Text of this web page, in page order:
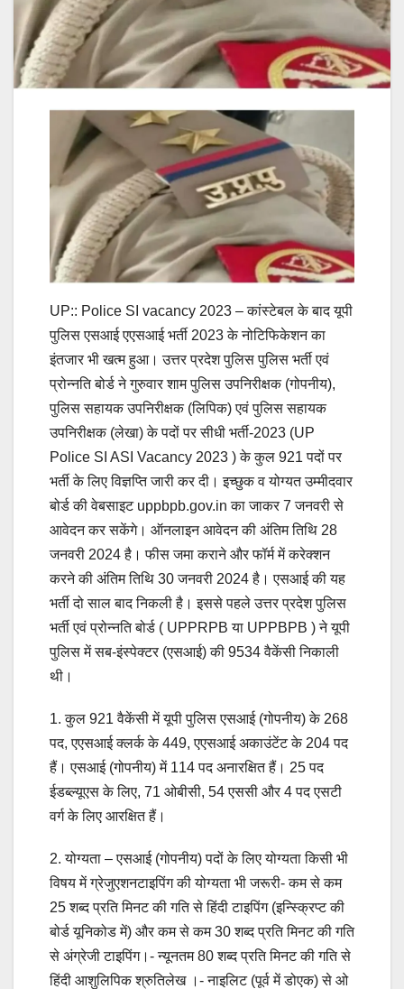
UP:: Police SI vacancy 2023 – कांस्टेबल के बाद यूपी
पुलिस एसआई एएसआई भर्ती 2023 के नोटिफिकेशन का
इंतजार भी खत्म हुआ। उत्तर प्रदेश पुलिस पुलिस भर्ती एवं
प्रोन्नति बोर्ड ने गुरुवार शाम पुलिस उपनिरीक्षक (गोपनीय),
पुलिस सहायक उपनिरीक्षक (लिपिक) एवं पुलिस सहायक
उपनिरीक्षक (लेखा) के पदों पर सीधी भर्ती-2023 (UP
Police SI ASI Vacancy 2023 ) के कुल 921 पदों पर
भर्ती के लिए विज्ञप्ति जारी कर दी। इच्छुक व योग्यत उम्मीदवार
बोर्ड की वेबसाइट uppbpb.gov.in का जाकर 7 जनवरी से
आवेदन कर सकेंगे। ऑनलाइन आवेदन की अंतिम तिथि 28
जनवरी 2024 है। फीस जमा कराने और फॉर्म में करेक्शन
करने की अंतिम तिथि 30 जनवरी 2024 है। एसआई की यह
भर्ती दो साल बाद निकली है। इससे पहले उत्तर प्रदेश पुलिस
भर्ती एवं प्रोन्नति बोर्ड ( UPPRPB या UPPBPB ) ने यूपी
पुलिस में सब-इंस्पेक्टर (एसआई) की 9534 वैकेंसी निकाली
थी।
1. कुल 921 वैकेंसी में यूपी पुलिस एसआई (गोपनीय) के 268
पद, एएसआई क्लर्क के 449, एएसआई अकाउंटेंट के 204 पद
हैं। एसआई (गोपनीय) में 114 पद अनारक्षित हैं। 25 पद
ईडब्ल्यूएस के लिए, 71 ओबीसी, 54 एससी और 4 पद एसटी
वर्ग के लिए आरक्षित हैं।
2. योग्यता – एसआई (गोपनीय) पदों के लिए योग्यता किसी भी
विषय में ग्रेजुएशनटाइपिंग की योग्यता भी जरूरी- कम से कम
25 शब्द प्रति मिनट की गति से हिंदी टाइपिंग (इन्स्क्रिप्ट की
बोर्ड यूनिकोड में) और कम से कम 30 शब्द प्रति मिनट की गति
से अंग्रेजी टाइपिंग।- न्यूनतम 80 शब्द प्रति मिनट की गति से
हिंदी आशुलिपिक श्रुतिलेख ।- नाइलिट (पूर्व में डोएक) से ओ